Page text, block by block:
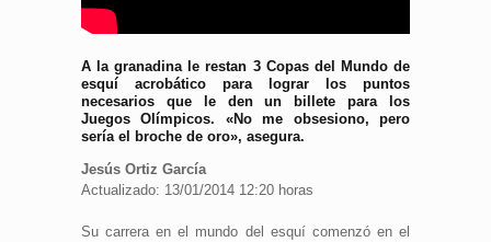
A la granadina le restan 3 Copas del Mundo de
esquí acrobático para lograr los puntos
necesarios que le den un billete para los
Juegos Olímpicos. «No me obsesiono, pero
sería el broche de oro», asegura.
Jesús Ortiz García
Actualizado: 13/01/2014 12:20 horas
Su carrera en el mundo del esquí comenzó en el